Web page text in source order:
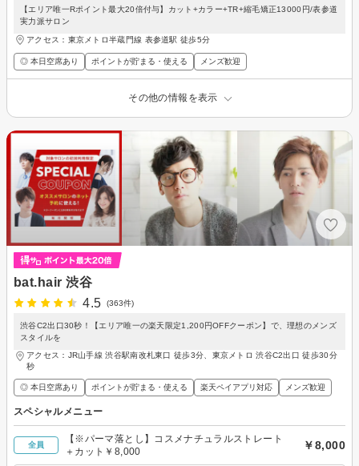
【エリア唯一Rポイント最大20倍付与】カット+カラー+TR+縮毛矯正13000円/表参道
実力派サロン
アクセス：東京メトロ半蔵門線 表参道駅 徒歩5分
◎ 本日空席あり ポイントが貯まる・使える メンズ歓迎
その他の情報を表示
bat.hair 渋谷
4.5
(363件)
渋谷C2出口30秒！【エリア唯一の楽天限定1,200円OFFクーポン】で、理想のメンズ
スタイルを
アクセス：JR山手線 渋谷駅南改札東口 徒歩3分、東京メトロ 渋谷C2出口 徒歩30分
秒
◎ 本日空席あり ポイントが貯まる・使える 楽天ペイアプリ対応 メンズ歓迎
スペシャルメニュー
全員
【※パーマ落とし】コスメナチュラルストレート
＋カット￥8,000
￥8,000